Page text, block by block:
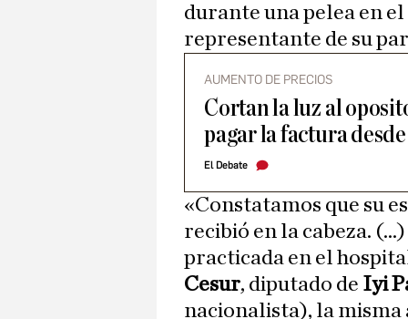
durante una pelea en el
representante de su
AUMENTO DE PRECIOS
Cortan la luz al
pagar la factura
El Debate
«Constatamos que su
recibió en la cabeza.
practicada en el
Cesur, diputado de Iyi
nacionalista), la